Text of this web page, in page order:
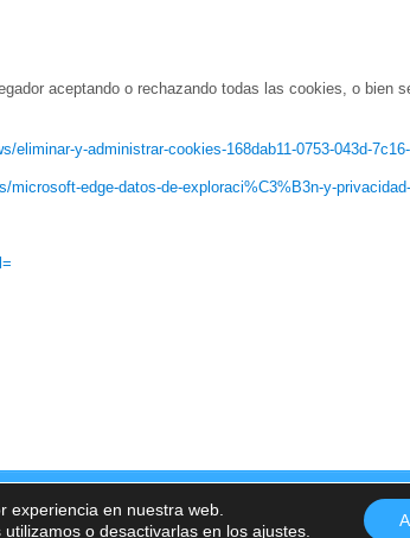
aceptando o rechazando todas las cookies, o
y-administrar-cookies-168dab11-0753-043d-
edge-datos-de-exploraci%C3%B3n-y-
|Política de Cookies
experiencia en nuestra web.
o desactivarlas en losajustes